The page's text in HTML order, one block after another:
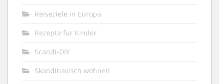
Reiseziele in Europa
Rezepte für Kinder
Scandi-DIY
Skandinavisch wohnen